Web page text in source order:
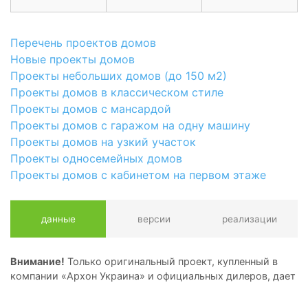
Перечень проектов домов
Новые проекты домов
Проекты небольших домов (до 150 м2)
Проекты домов в классическом стиле
Проекты домов с мансардой
Проекты домов с гаражом на одну машину
Проекты домов на узкий участок
Проекты односемейных домов
Проекты домов с кабинетом на первом этаже
данные версии реализации
Внимание! Только оригинальный проект, купленный в
компании «Архон Украина» и официальных дилеров, дает